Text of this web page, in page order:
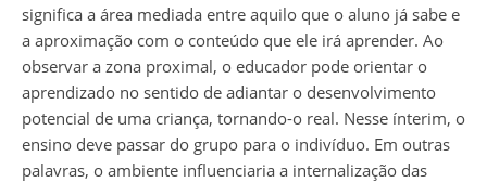
significa a área mediada entre aquilo que o aluno já sabe e
a aproximação com o conteúdo que ele irá aprender. Ao
observar a zona proximal, o educador pode orientar o
aprendizado no sentido de adiantar o desenvolvimento
potencial de uma criança, tornando-o real. Nesse ínterim, o
ensino deve passar do grupo para o indivíduo. Em outras
palavras, o ambiente influenciaria a internalização das